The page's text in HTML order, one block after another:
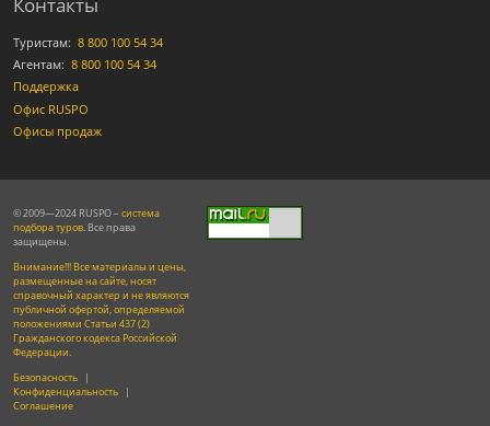
Контакты
Туристам: 8 800 100 54 34
Агентам: 8 800 100 54 34
Поддержка
Офис RUSPO
Офисы продаж
© 2009—2024 RUSPO – система
подбора туров. Все права
защищены.
Внимание!!! Все материалы и цены,
размещенные на сайте, носят
справочный характер и не являются
публичной офертой, определяемой
положениями Статьи 437 (2)
Гражданского кодекса Российской
Федерации.
Безопасность |
Конфиденциальность |
Соглашение